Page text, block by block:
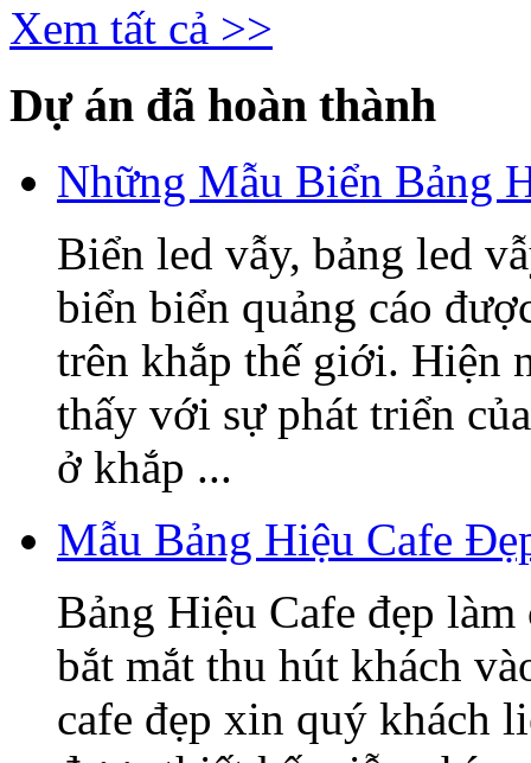
Xem tất cả >>
Dự án đã hoàn thành
Những Mẫu Biển Bảng
Biển led vẫy, bảng led
biển biển quảng cáo
trên khắp thế giới. Hiện
thấy với sự phát triển
ở khắp ...
Mẫu Bảng Hiệu Cafe
Bảng Hiệu Cafe đẹp
bắt mắt thu hút khách
cafe đẹp xin quý khách